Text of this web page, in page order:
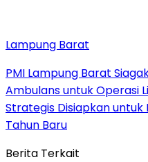
Lampung Barat
PMI Lampung Barat
Ambulans untuk Operasi
Strategis Disiapkan
Tahun Baru
Berita Terkait